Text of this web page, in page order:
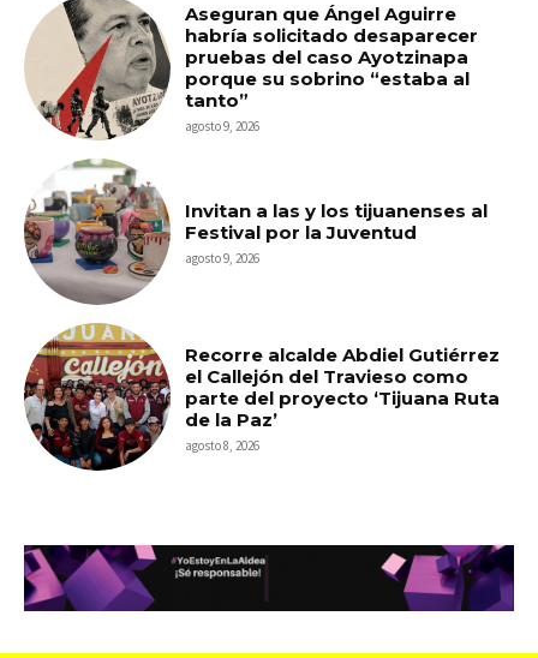
Aseguran que Ángel Aguirre
habría solicitado desaparecer
pruebas del caso Ayotzinapa
porque su sobrino “estaba al
tanto”
agosto 9, 2026
Invitan a las y los tijuanenses al
Festival por la Juventud
agosto 9, 2026
Recorre alcalde Abdiel Gutiérrez
el Callejón del Travieso como
parte del proyecto ‘Tijuana Ruta
de la Paz’
agosto 8, 2026